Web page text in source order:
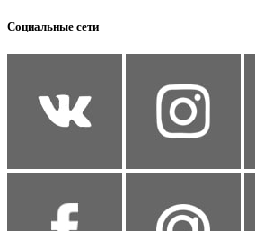
Социальные сети